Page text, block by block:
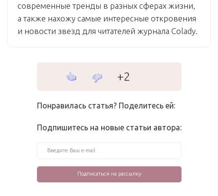
современные тренды в разных сферах жизни,
а также нахожу самые интересные откровения
и новости звезд для читателей журнала Colady.
+2
Понравилась статья? Поделитесь ей:
Подпишитесь на новые статьи автора: